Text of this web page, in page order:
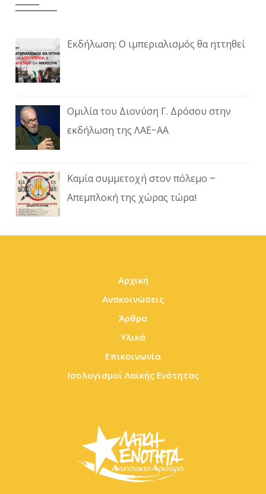
Εκδήλωση: Ο ιμπεριαλισμός θα ηττηθεί
Ομιλία του Διονύση Γ. Δρόσου στην
εκδήλωση της ΛΑΕ-ΑΑ
Καμία συμμετοχή στον πόλεμο –
Απεμπλοκή της χώρας τώρα!
Αρχική
Ανακοινώσεις
Άρθρα
Υλικά
Επικοινωνία
Ισολογισμοί Λαϊκής Ενότητας